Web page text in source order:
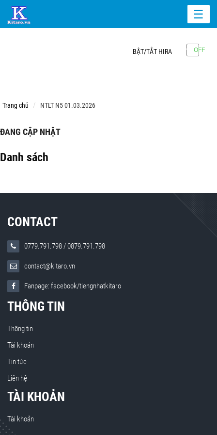
☰
BẬT/TẮT HIRA
Trang chủ NTLT N5 01.03.2026
ĐANG CẬP NHẬT
Danh sách
CONTACT
0779.791.798/0879.791.798
contact@kitaro.vn
Fanpage: facebook/tiengnhatkitaro
THÔNG TIN
Thông tin
Tài khoản
Tin tức
Liên hệ
TÀI KHOẢN
Tài khoản